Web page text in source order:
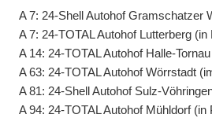
A 7: 24-Shell Autohof Gramschatzer
A 7: 24-TOTAL Autohof Lutterberg (in
A 14: 24-TOTAL Autohof Halle-
A 63: 24-TOTAL Autohof Wörrstadt
A 81: 24-Shell Autohof Sulz-
A 94: 24-TOTAL Autohof Mühldorf (in